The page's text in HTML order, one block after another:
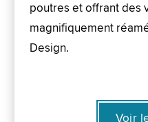
poutres et offrant des
magnifiquement
Design.
Voir